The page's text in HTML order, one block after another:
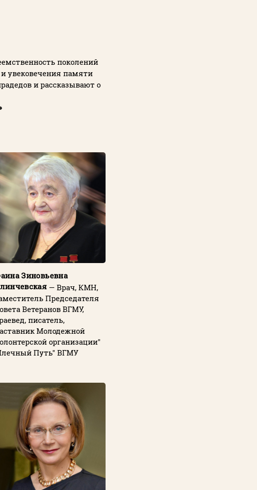
поколений
и увековечения памяти
и рассказывают о
Зиновьевна
— Врач, КМН,
Председателя
Ветеранов ВГМУ,
писатель,
Молодежной
организации"
Путь" ВГМУ